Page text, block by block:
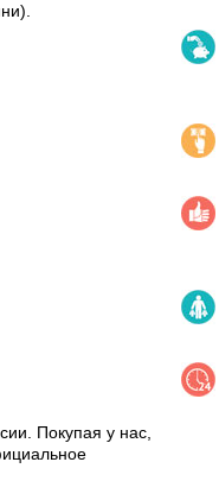
Покупая у нас,